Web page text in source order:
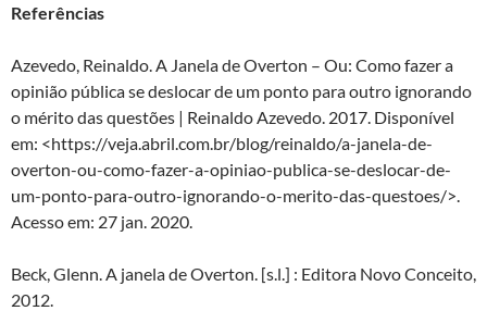
Referências
Azevedo, Reinaldo. A Janela de Overton – Ou: Como fazer a
opinião pública se deslocar de um ponto para outro ignorando
o mérito das questões | Reinaldo Azevedo. 2017. Disponível
em: <https://veja.abril.com.br/blog/reinaldo/a-janela-de-
overton-ou-como-fazer-a-opiniao-publica-se-deslocar-de-
um-ponto-para-outro-ignorando-o-merito-das-questoes/>.
Acesso em: 27 jan. 2020.
Beck, Glenn. A janela de Overton. [s.l.] : Editora Novo Conceito,
2012.